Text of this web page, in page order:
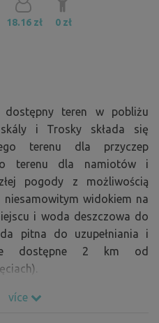
18.16 zł 0 zł
dostępny teren w pobliżu
skály i Trosky składa się
terenu dla przyczep
terenu dla namiotów i
pogody z możliwością
widokiem na
i woda deszczowa do
pitna do uzupełniania i
dostępne 2 km od
opałowe jest regularnie
více